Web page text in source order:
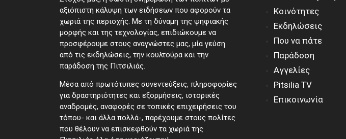
αξιόπιστη κάλυψη των ειδήσεων που αφορούν τα
χωριά της περιοχής. Με τη δύναμη της ψηφιακής
μορφής και της τεχνολογίας, επιδιώκουμε να
προσφέρουμε στους αναγνώστες μας, μία γεύση
από τις εκδηλώσεις, την κουλτούρα και την
παράδοση της Πιτσιλιάς.
Μέσα από πρωτότυπες συνεντεύξεις, πληροφορίες
για δραστηριότητες και εξορμήσεις, ιστορικές
αναδρομές, αναφορές σε τοπικές επιχειρήσεις του
τόπου- και άλλα πολλά-, παρέχουμε στους πολίτες
που θέλουν να επισκεφθούν τα χωριά της
Κοινότητες
Εκδηλώσεις
Που να πάτε
Παράδοση
Αγγελίες
Pitsilia TV
Επικοινωνία